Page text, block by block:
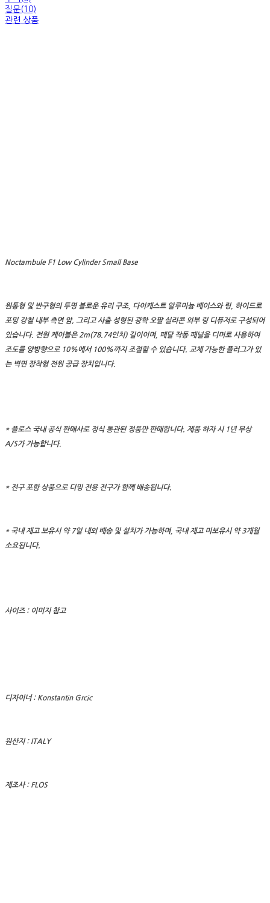
질문(10)
관련 상품
Noctambule F1 Low Cylinder Small Base
원통형 및 반구형의 투명 블로운 유리 구조, 다이캐스트 알루미늄 베이스와 링, 하이드로
포밍 강철 내부 측면 암, 그리고 사출 성형된 광학 오팔 실리콘 외부 링 디퓨저로 구성되어
있습니다. 전원 케이블은 2m(78.74인치) 길이이며, 페달 작동 패널을 디머로 사용하여
조도를 양방향으로 10%에서 100%까지 조절할 수 있습니다. 교체 가능한 플러그가 있
는 벽면 장착형 전원 공급 장치입니다.
* 플로스 국내 공식 판매사로 정식 통관된 정품만 판매합니다. 제품 하자 시 1년 무상
A/S가 가능합니다.
* 전구 포함 상품으로 디밍 전용 전구가 함께 배송됩니다.
* 국내 재고 보유시 약 7일 내외 배송 및 설치가 가능하며, 국내 재고 미보유시 약 3개월
소요됩니다.
사이즈 : 이미지 참고
디자이너 : Konstantin Grcic
원산지 : ITALY
제조사 : FLOS